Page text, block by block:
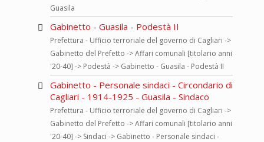
Guasila
Gabinetto - Guasila - Podestà II
Prefettura - Ufficio terroriale del governo di Cagliari ->
Gabinetto del Prefetto -> Affari comunali [titolario anni
'20-40] -> Podestà -> Gabinetto - Guasila - Podestà II
Gabinetto - Personale sindaci - Circondario di
Cagliari - 1914-1925 - Guasila - Sindaco
Prefettura - Ufficio terroriale del governo di Cagliari ->
Gabinetto del Prefetto -> Affari comunali [titolario anni
'20-40] -> Sindaci -> Gabinetto - Personale sindaci -